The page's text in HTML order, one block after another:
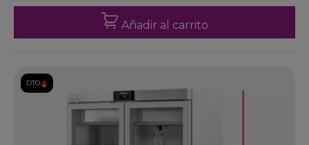
Añadir al carrito
DTO.